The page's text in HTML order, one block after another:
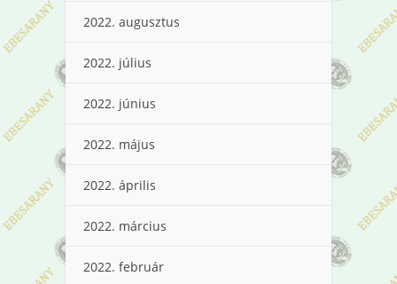
2022. augusztus
2022. július
2022. június
2022. május
2022. április
2022. március
2022. február